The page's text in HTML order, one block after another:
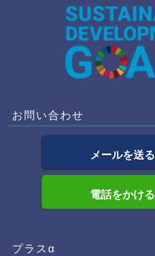
お問い合わせ
メールを送る
電話をかける
プラスα